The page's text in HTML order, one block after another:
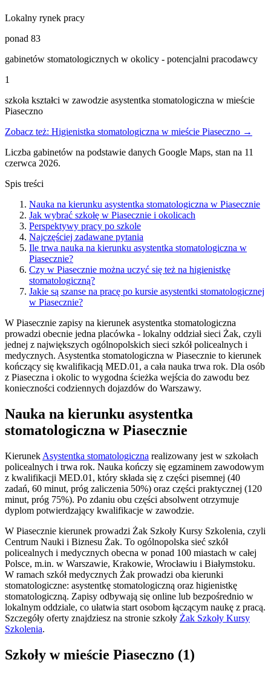
Lokalny rynek pracy
ponad 83
gabinetów stomatologicznych w okolicy - potencjalni pracodawcy
1
szkoła kształci w zawodzie asystentka stomatologiczna w mieście
Piaseczno
Zobacz też: Higienistka stomatologiczna w mieście Piaseczno →
Liczba gabinetów na podstawie danych Google Maps, stan na 11
czerwca 2026.
Spis treści
Nauka na kierunku asystentka stomatologiczna w Piasecznie
Jak wybrać szkołę w Piasecznie i okolicach
Perspektywy pracy po szkole
Najczęściej zadawane pytania
Ile trwa nauka na kierunku asystentka stomatologiczna w
Piasecznie?
Czy w Piasecznie można uczyć się też na higienistkę
stomatologiczną?
Jakie są szanse na pracę po kursie asystentki stomatologicznej
w Piasecznie?
W Piasecznie zapisy na kierunek asystentka stomatologiczna
prowadzi obecnie jedna placówka - lokalny oddział sieci Żak, czyli
jednej z największych ogólnopolskich sieci szkół policealnych i
medycznych. Asystentka stomatologiczna w Piasecznie to kierunek
kończący się kwalifikacją MED.01, a cała nauka trwa rok. Dla osób
z Piaseczna i okolic to wygodna ścieżka wejścia do zawodu bez
konieczności codziennych dojazdów do Warszawy.
Nauka na kierunku asystentka
stomatologiczna w Piasecznie
Kierunek Asystentka stomatologiczna realizowany jest w szkołach
policealnych i trwa rok. Nauka kończy się egzaminem zawodowym
z kwalifikacji MED.01, który składa się z części pisemnej (40
zadań, 60 minut, próg zaliczenia 50%) oraz części praktycznej (120
minut, próg 75%). Po zdaniu obu części absolwent otrzymuje
dyplom potwierdzający kwalifikacje w zawodzie.
W Piasecznie kierunek prowadzi Żak Szkoły Kursy Szkolenia, czyli
Centrum Nauki i Biznesu Żak. To ogólnopolska sieć szkół
policealnych i medycznych obecna w ponad 100 miastach w całej
Polsce, m.in. w Warszawie, Krakowie, Wrocławiu i Białymstoku.
W ramach szkół medycznych Żak prowadzi oba kierunki
stomatologiczne: asystentkę stomatologiczną oraz higienistkę
stomatologiczną. Zapisy odbywają się online lub bezpośrednio w
lokalnym oddziale, co ułatwia start osobom łączącym naukę z pracą.
Szczegóły oferty znajdziesz na stronie szkoły Żak Szkoły Kursy
Szkolenia.
Szkoły w mieście Piaseczno (1)